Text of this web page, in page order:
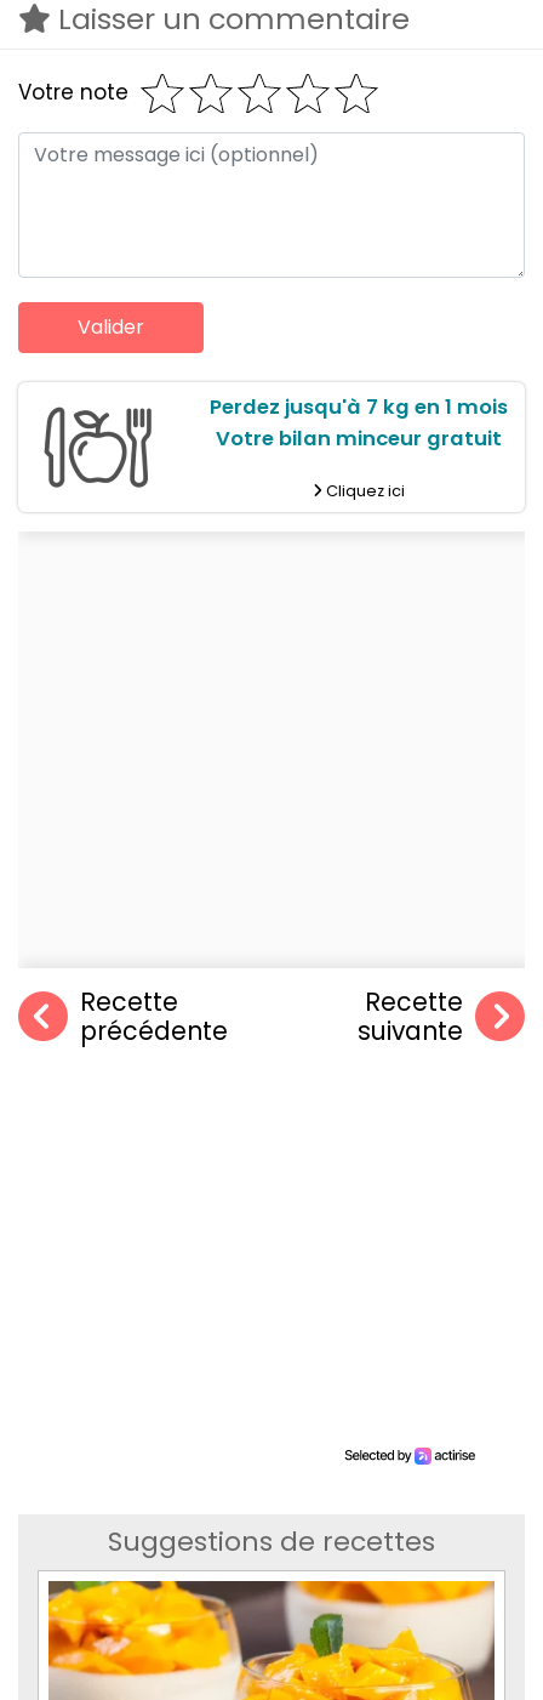
Laisser un commentaire
Votre note
Perdez jusqu'à 7 kg en 1 mois
Votre bilan minceur gratuit
Cliquez ici
Recette
précédente
Recette
suivante
Suggestions de recettes